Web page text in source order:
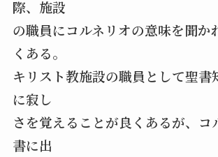
際、施設
の職員にコルネリオの意味を聞か
くある。
キリスト教施設の職員として聖書
に寂し
さを覚えることが良くあるが、コ
書に出